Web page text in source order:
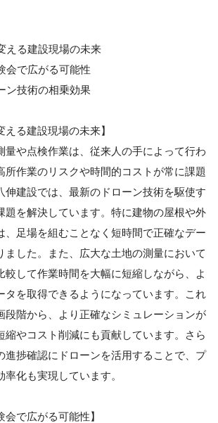
える建設現場の未来
会で広がる可能性
ン技術の相乗効果
える建設現場の未来】
量や点検作業は、従来人の手によって行わ
所作業のリスクや時間的コストが常に課題
伸建設では、最新のドローン技術を駆使す
題を解決しています。特に建物の屋根や外
、足場を組むことなく短時間で正確なデー
ました。また、広大な土地の測量において
較して作業時間を大幅に短縮しながら、よ
タを取得できるようになっています。これ
段階から、より正確なシミュレーションが
縮やコスト削減にも貢献しています。さら
進捗確認にドローンを活用することで、プ
化も実現しています。
会で広がる可能性】